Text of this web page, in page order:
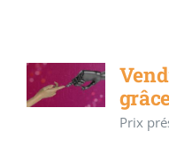
Prix